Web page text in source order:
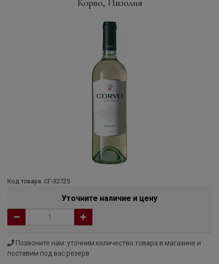
Корво, Инзолия
Код товара: СГ-32725
Уточните наличие и цену
Позвоните нам: уточним количество товара в магазине и
поставим под вас резерв